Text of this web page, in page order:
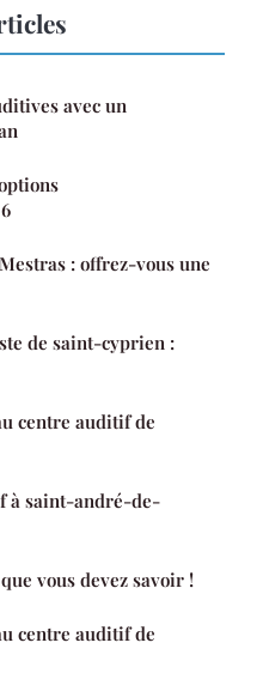
avec un
: offrez-vous une
de saint-cyprien :
centre auditif de
à saint-andré-de-
vous devez savoir !
centre auditif de